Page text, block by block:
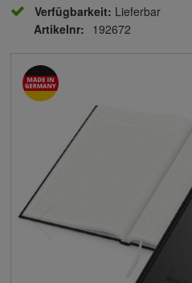
Verfügbarkeit: Lieferbar
Artikelnr: 192672